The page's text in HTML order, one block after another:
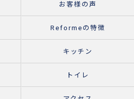
お客様の声
Reformeの特徴
キッチン
トイレ